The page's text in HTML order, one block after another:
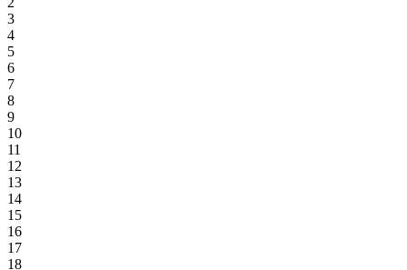
3
4
5
6
7
8
9
10
11
12
13
14
15
16
17
18